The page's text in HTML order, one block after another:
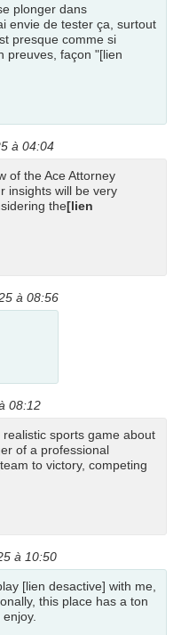
plonger dans
envie de tester ça, surtout
presque comme si
preuves, façon "[lien
à 04:04
of the Ace Attorney
insights will be very
the[lien
à 08:56
08:12
sports game about
of a professional
to victory, competing
à 10:50
[lien desactive] with me,
this place has a ton